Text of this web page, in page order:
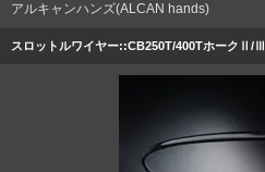
アルキャンハンズ(ALCAN hands)
スロットルワイヤー::CB250T/400TホークⅡ/Ⅲ